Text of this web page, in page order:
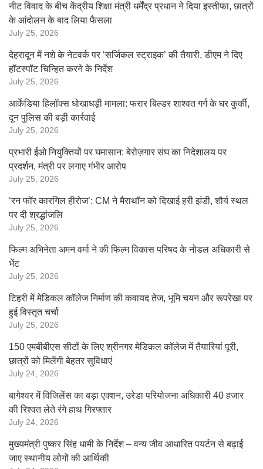
नीट विवाद के बीच केंद्रीय शिक्षा मंत्री धर्मेंद्र प्रधान ने दिया इस्तीफा, छात्रों
के आंदोलन के बाद लिया फैसला
July 25, 2026
देहरादून में नशे के नेटवर्क पर ‘सर्जिकल स्ट्राइक’ की तैयारी, डीएम ने दिए
हॉटस्पॉट चिन्हित करने के निर्देश
July 25, 2026
आर्केडिया हिलॉक्स धोखाधड़ी मामला: फरार बिल्डर शाश्वत गर्ग के घर कुर्की,
दून पुलिस की बड़ी कार्रवाई
July 25, 2026
प्रभारी ईओ नियुक्तियों पर घमासान: बेरोज़गार संघ का निदेशालय पर
प्रदर्शन, मंत्री पर लगाए गंभीर आरोप
July 25, 2026
‘रन फॉर कारगिल हीरोज’: CM ने मैराथॉन को दिखाई हरी झंडी, शौर्य स्थल
पर दी श्रद्धांजलि
July 25, 2026
फिल्म अभिनेता अमन वर्मा ने की फिल्म विकास परिषद के नोडल अधिकारी से
भेंट
July 25, 2026
टिहरी में मेडिकल कॉलेज निर्माण की कवायद तेज, भूमि चयन और रूपरेखा पर
हुई विस्तृत चर्चा
July 25, 2026
150 एमबीबीएस सीटों के लिए श्रीनगर मेडिकल कॉलेज में तैयारियां पूरी,
छात्रों को मिलेंगी बेहतर सुविधाएं
July 24, 2026
बागेश्वर में विजिलेंस का बड़ा एक्शन, उरेडा परियोजना अधिकारी 40 हजार
की रिश्वत लेते रंगे हाथ गिरफ्तार
July 24, 2026
मुख्यमंत्री पुष्कर सिंह धामी के निर्देश – वन्य जीव आधारित पयर्टन से बढ़ाई
जाए स्थानीय लोगों की आर्थिकी